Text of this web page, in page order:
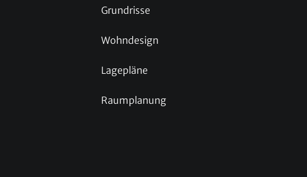
Grundrisse
Wohndesign
Lagepläne
Raumplanung